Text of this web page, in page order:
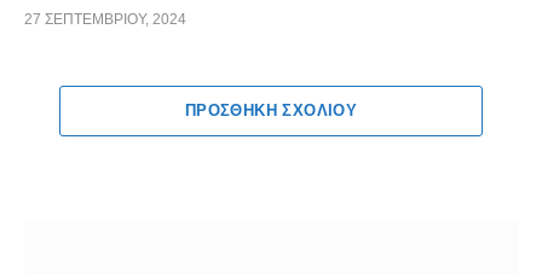
27 ΣΕΠΤΕΜΒΡΊΟΥ, 2024
ΠΡΟΣΘΉΚΗ ΣΧΟΛΊΟΥ